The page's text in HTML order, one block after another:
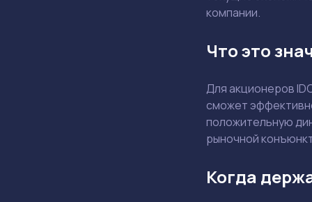
компании.
Что это
Для акционеров
сможет
положительную
рыночной
Когда